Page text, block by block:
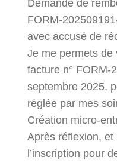
Demande de
FORM-
avec accusé de
Je me permets de
facture n° FORM-
septembre 2025,
réglée par mes
Création micro-
Après réflexion, et
l’inscription pour